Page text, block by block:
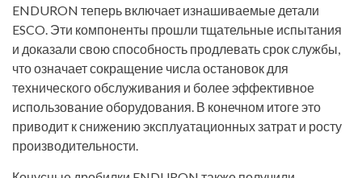
ENDURON теперь включает изнашиваемые детали
ESCO. Эти компоненты прошли тщательные испытания
и доказали свою способность продлевать срок службы,
что означает сокращение числа остановок для
технического обслуживания и более эффективное
использование оборудования. В конечном итоге это
приводит к снижению эксплуатационных затрат и росту
производительности.